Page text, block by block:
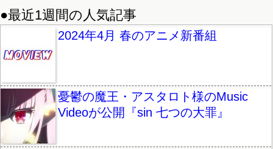
●最近1週間の人気記事
2024年4月 春のアニメ新番組
憂鬱の魔王・アスタロト様のMusic
Videoが公開『sin 七つの大罪』